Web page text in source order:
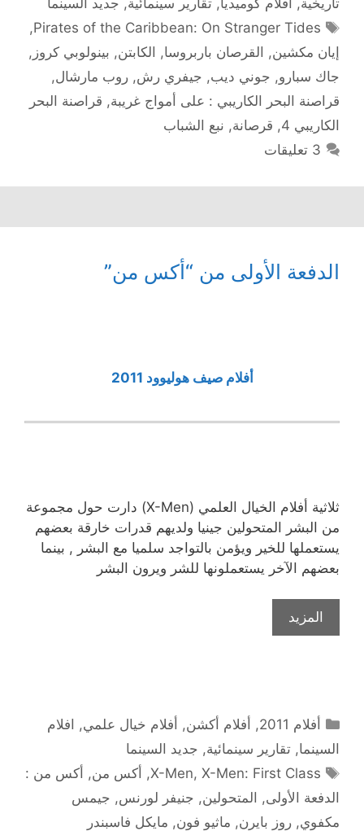
الوسوم
Pirates of the Caribbean: On Stranger Tides
,
إيان مكشين, القرصان باربروسا, الكابتن, بينولوبي كروز ,
جاك سبارو, جوني ديب, جيفري رش, روب مارشال,
قراصنة البحر الكاريبي : على أمواج غريبة, قراصنة البحر
الكاريبي 4
, قرصانة, نبع الشباب
3 تعليقات
الدفعة الأولى من “أكس من”
أفلام صيف هوليوود 2011
ثلاثية أفلام الخيال العلمي (X-Men) دارت حول مجموعة
من البشر المتحولين جينيا ولديهم قدرات خارقة بعضهم
يستعملها للخير ويؤمن بالتواجد سلميا مع البشر , بينما
بعضهم الآخر يستعملونها للشر ويرون البشر
المزيد
التصنيفات
أفلام 2011 , أفلام أكشن, أفلام خيال علمي, افلام
السينما, تقارير سينمائية, جديد السينما
الوسوم
X-Men, X-Men: First Class
, أكس من, أكس من :
الدفعة الأولى, المتحولين, جنيفر لورنس, جيمس
مكفوي, روز بايرن, ماثيو فون, مايكل فاسبندر